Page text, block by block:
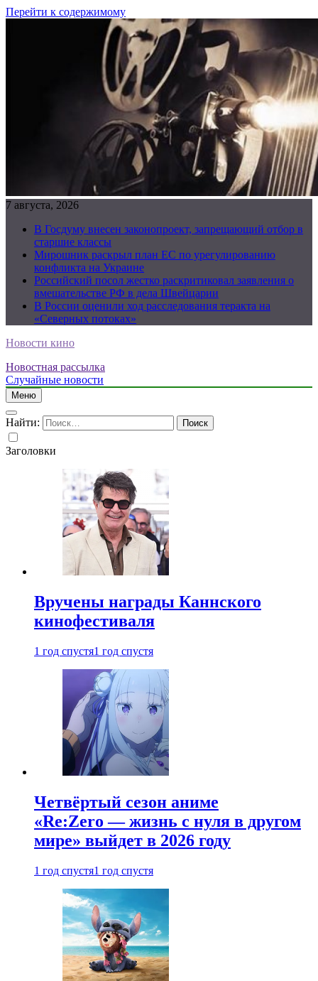
Перейти к содержимому
7 августа, 2026
В Госдуму внесен законопроект, запрещающий отбор в
старшие классы
Мирошник раскрыл план ЕС по урегулированию
конфликта на Украине
Российский посол жестко раскритиковал заявления о
вмешательстве РФ в дела Швейцарии
В России оценили ход расследования теракта на
«Северных потоках»
Новости кино
Новостная рассылка
Случайные новости
Меню
Найти:
Заголовки
Вручены награды Каннского
кинофестиваля
1 год спустя1 год спустя
Четвёртый сезон аниме
«Re:Zero — жизнь с нуля в другом
мире» выйдет в 2026 году
1 год спустя1 год спустя